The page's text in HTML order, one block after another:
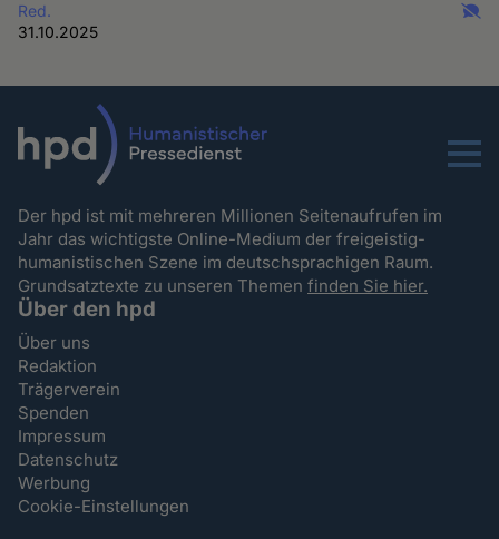
Red.
31.10.2025
Menu
Der hpd ist mit mehreren Millionen Seitenaufrufen im
Jahr das wichtigste Online-Medium der freigeistig-
humanistischen Szene im deutschsprachigen Raum.
Grundsatztexte zu unseren Themenfinden Sie hier.
Über den hpd
Über uns
Redaktion
Trägerverein
Spenden
Impressum
Datenschutz
Werbung
Cookie-Einstellungen